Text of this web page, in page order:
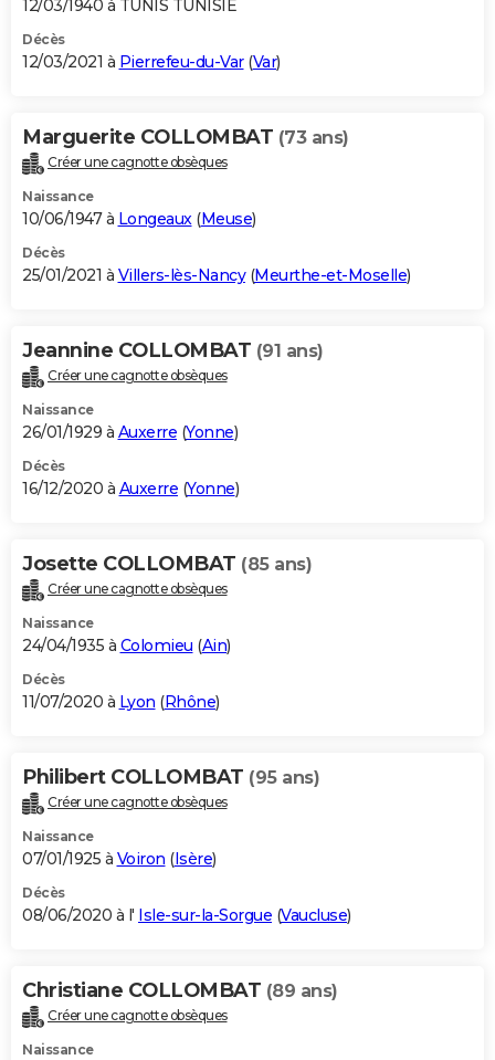
12/03/1940 à TUNIS TUNISIE
Décès
12/03/2021 à Pierrefeu-du-Var(Var)
Marguerite COLLOMBAT (73 ans)
Créer une cagnotte obsèques
Naissance
10/06/1947 à Longeaux(Meuse)
Décès
25/01/2021 à Villers-lès-Nancy(Meurthe-et-Moselle)
Jeannine COLLOMBAT (91 ans)
Créer une cagnotte obsèques
Naissance
26/01/1929 à Auxerre (Yonne)
Décès
16/12/2020 à Auxerre (Yonne)
Josette COLLOMBAT (85 ans)
Créer une cagnotte obsèques
Naissance
24/04/1935 à Colomieu (Ain)
Décès
11/07/2020 à Lyon (Rhône)
Philibert COLLOMBAT (95 ans)
Créer une cagnotte obsèques
Naissance
07/01/1925 à Voiron (Isère)
Décès
08/06/2020 à l' Isle-sur-la-Sorgue (Vaucluse)
Christiane COLLOMBAT (89 ans)
Créer une cagnotte obsèques
Naissance